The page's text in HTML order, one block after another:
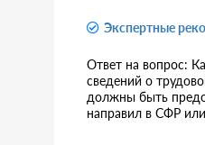
Экспертные
Ответ на вопрос:
сведений о
должны быть
направил в СФР